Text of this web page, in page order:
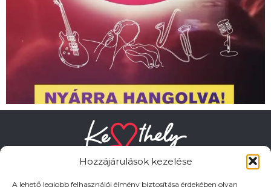
Hozzájárulások kezelése
A lehető legjobb felhasználói élmény biztosítása érdekében olyan